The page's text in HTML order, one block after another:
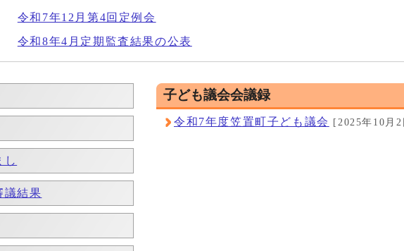
令和7年12月第4回定例会
令和8年4月定期監査結果の公表
し
議結果
子ども議会会議録
令和7年度笠置町子ども議会 [2025年10月2